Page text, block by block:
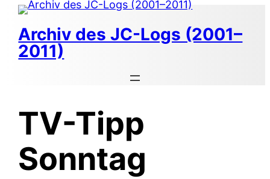
Zum
Inhalt
springen
Archiv des JC-Logs (2001–
2011)
TV-Tipp
Sonntag